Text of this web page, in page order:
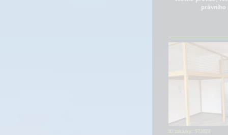
právního
ID zakázky: 572023